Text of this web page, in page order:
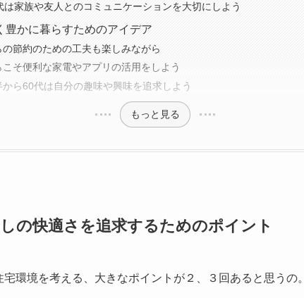
は家族や友人とのコミュニケーションを大切にしよう
豊かに暮らすためのアイデア
節約のための工夫も楽しみながら
そ便利な家電やアプリの活用をしよう
から60代は自分の趣味や興味を追求しよう
もっと見る
の快適さを追求するためのポイント
環境を考える、大きなポイントが２、３回あると思うの。